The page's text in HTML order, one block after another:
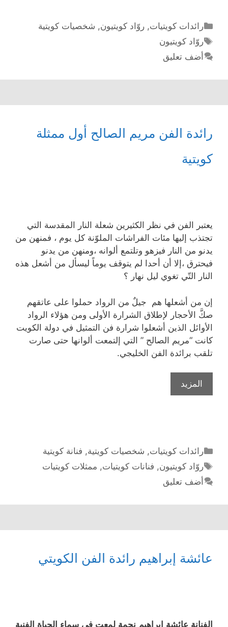
حسينالتصنيفات
رائدات كويتيات, روّاد كويتيون, شخصيات كويتية
الوسوم
روّاد كويتيون
أضف تعليق
رائدة الفن مريم الصالح أول ممثلة
كويتية
يعتبر الفن في نظر الكثيرين شعلة النار المقدسة التي
تجتذب إليها مئات الفراشات الملوّنة كل يوم ، فمنهن من
يدنو من النار فيزهو وتلتمع ألوانه ،ومنهن من يدنو
فيحترق ،إلا أن أحدا لم يتوقف يوماً ليسأل من أشعل هذه
النار التّي تغوي ليل نهار ؟
إن من أشعلها هم جيلٌ من الرواد حملوا على عاتقهم
صكَّ الأحجار لإطلاق الشرارة الأولى ومن هؤلاء الرواد
الأوائل الذين أشعلوا شرارة فن التمثيل في دولة الكويت
كانت “مريم الصالح ” التي إلتمعت ألوانها حتى صارت
تلقب برائدة الفن الخليجي.
المزيد
الفن
ممثلةالتصنيفات
رائدات كويتيات, شخصيات كويتية, فنانة كويتية
الوسوم
روّاد كويتيون, فنانات كويتيات, ممثلات كويتيات
أضف تعليق
عائشة إبراهيم رائدة الفن الكويتي
الفنانة عائشة إبراهيم نجمة لمعت في سماء الحياة الفنية